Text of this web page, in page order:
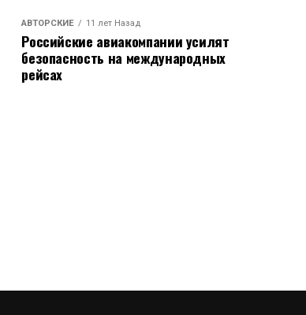
АВТОРСКИЕ 11 лет Назад
Российские авиакомпании усилят
безопасность на международных
рейсах